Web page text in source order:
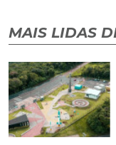
MAIS LIDAS